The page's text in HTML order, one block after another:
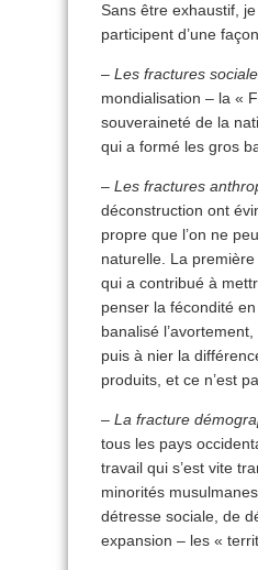
Sans être exhaustif,
participent d’une
– Les fractures
mondialisation – la «
souveraineté de la
qui a formé les gros
– Les fractures
déconstruction ont
propre que l’on ne
naturelle. La
qui a contribué à
penser la fécondité
banalisé
puis à nier la
produits, et ce n’est
– La fracture
tous les pays
travail qui s’est vite
minorités
détresse sociale, de
expansion – les «